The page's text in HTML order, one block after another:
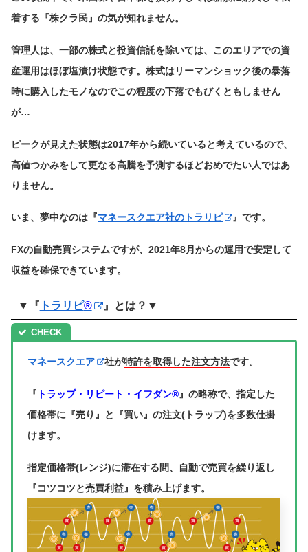
着する『株クラ民』の気が知れません。
管理人は、一部の株式と投資信託を除いては、このエリアでの資
産運用はほぼ塩漬け状態です。株式はリーマンショック後の暴落
時に購入したモノなのでこの程度の下落でもびくともしません
が…
ピークが見えた状態は2017年から続いていると考えているので、
高値つかみをして更なる高騰を予測するほどおめでたい人ではあ
りません。
いま、夢中なのは『マネースクエア社のトラリピ 』です。
FXの自動売買システムですが、2021年8月からの運用で安定して
収益を確保できています。
▼『 トラリピ® 』とは？▼
マネースクエア 社が特許を取得した注文方法です。
『 トラップ・リピート・イフダン®』の略称で、指定した
価格帯に『売り』と『買い』の注文(トラップ)を多数仕掛
けます。
指定価格帯(レンジ)に滞在する間、自動で売買を繰り返し
『コツコツと売買利益』を積み上げます。